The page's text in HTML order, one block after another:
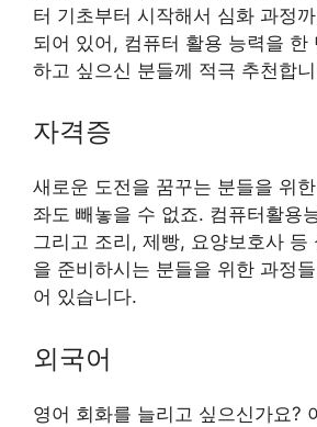
터 기초부터 시작해서 심화 과정
되어 있어, 컴퓨터 활용 능력을 한
하고 싶으신 분들께 적극 추천합
자격증
새로운 도전을 꿈꾸는 분들을 위
좌도 빼놓을 수 없죠. 컴퓨터활용
그리고 조리, 제빵, 요양보호사 등
을 준비하시는 분들을 위한 과정
어 있습니다.
외국어
영어 회화를 늘리고 싶으신가요?